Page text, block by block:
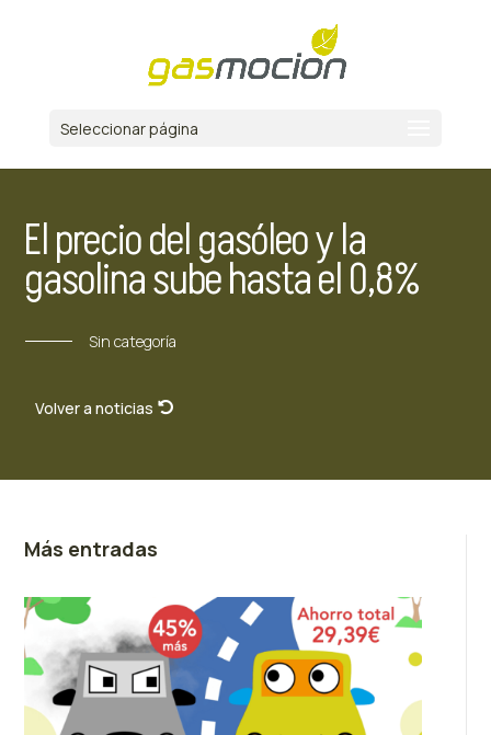
Seleccionar página
El precio del gasóleo y la
gasolina sube hasta el 0,8%
Sin categoría
Volver a noticias
Más entradas